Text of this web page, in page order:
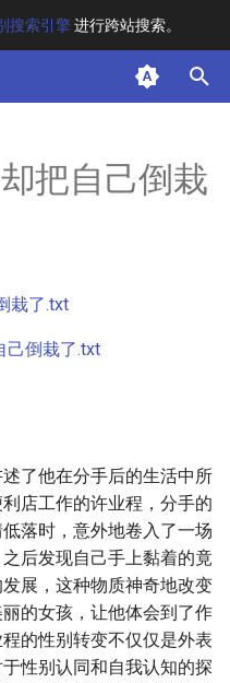
搜索引擎进行跨站搜索。
把自己倒栽
栽了.txt
己倒栽了.txt
了他在分手后的生活中所
店工作的许业程，分手的
落时，意外地卷入了一场
后发现自己手上黏着的竟
展，这种物质神奇地改变
的女孩，让他体会到了作
的性别转变不仅仅是外表
性别认同和自我认知的探